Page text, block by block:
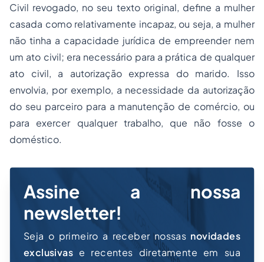
Civil revogado, no seu texto original, define a mulher
casada como relativamente incapaz, ou seja, a mulher
não tinha a capacidade jurídica de empreender nem
um ato civil; era necessário para a prática de qualquer
ato civil, a autorização expressa do marido. Isso
envolvia, por exemplo, a necessidade da autorização
do seu parceiro para a manutenção de comércio, ou
para exercer qualquer trabalho, que não fosse o
doméstico.
Assine a nossa
newsletter!
Seja o primeiro a receber nossas novidades
exclusivas e recentes diretamente em sua